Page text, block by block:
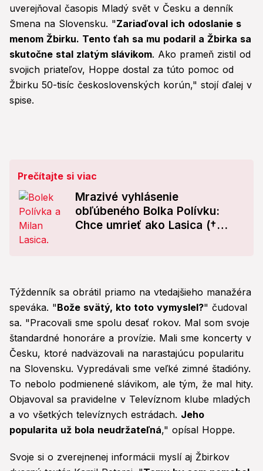
uverejňoval časopis Mladý svět v Česku a denník
Smena na Slovensku. "Zariaďoval ich odoslanie s
menom Žbirku. Tento ťah sa mu podaril a Žbirka sa
skutočne stal zlatým slávikom. Ako prameň zistil od
svojich priateľov, Hoppe dostal za túto pomoc od
Žbirku 50-tisíc československých korún," stojí ďalej v
spise.
Prečítajte si viac
Mrazivé vyhlásenie
obľúbeného Bolka Polívku:
Chce umrieť ako Lasica (†
Týždenník sa obrátil priamo na vtedajšieho manažéra
speváka. "Bože svätý, kto toto vymyslel?" čudoval
sa. "Pracovali sme spolu desať rokov. Mal som svoje
štandardné honoráre a provízie. Mali sme koncerty v
Česku, ktoré nadväzovali na narastajúcu popularitu
na Slovensku. Vypredávali sme veľké zimné štadióny.
To nebolo podmienené slávikom, ale tým, že mal hity.
Objavoval sa pravidelne v Televíznom klube mladých
a vo všetkých televíznych estrádach. Jeho
popularita už bola neudržateľná," opísal Hoppe.
Svoje si o zverejnenej informácii myslí aj Žbirkov